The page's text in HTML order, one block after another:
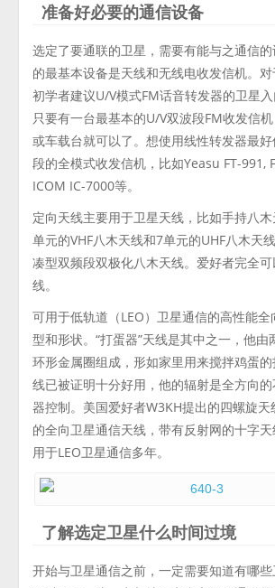
准备好必要的通信设备
选定了要通联的卫星，需要有能与之通信
的最基本设备是天线和无线电收发信机。
初学者建议U/V模式FM话音转发器的卫星
只要有一台最基本的U/V双波段FM收发信
或车载台就可以了。想使用线性转发器最
段的全模式收发信机，比如Yeasu FT-991,
ICOM IC-7000等。
定向天线主要用于卫星天线，比如手持八
单元的VHF八木天线和7单元的UHF八木天
凑型双频段双极化八木天线。爱好者完全
线。
可用于低轨道（LEO）卫星通信的高性能
型和形状。“打蛋器”天线是其中之一，他由
环形金属圈组成，形如家里用来搅拌鸡蛋
线已被证明十分好用，他的辐射是全方向
器控制。美国爱好者W3KH提出的四螺旋天
的全向卫星通信天线，带有反射网的十字
用于LEO卫星通信多年。
了解选定卫星什么时间过境
开始与卫星通信之前，一定需要知道有哪